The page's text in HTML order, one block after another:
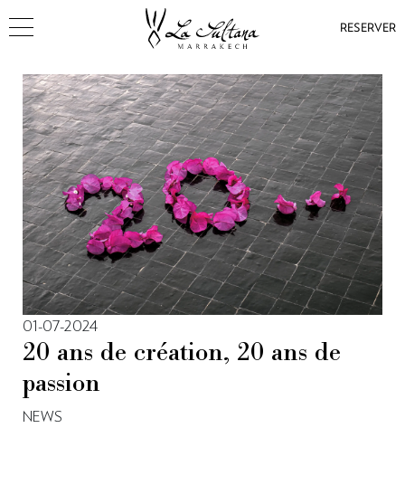
RESERVER
01-07-2024
20 ans de création, 20 ans de
passion
NEWS